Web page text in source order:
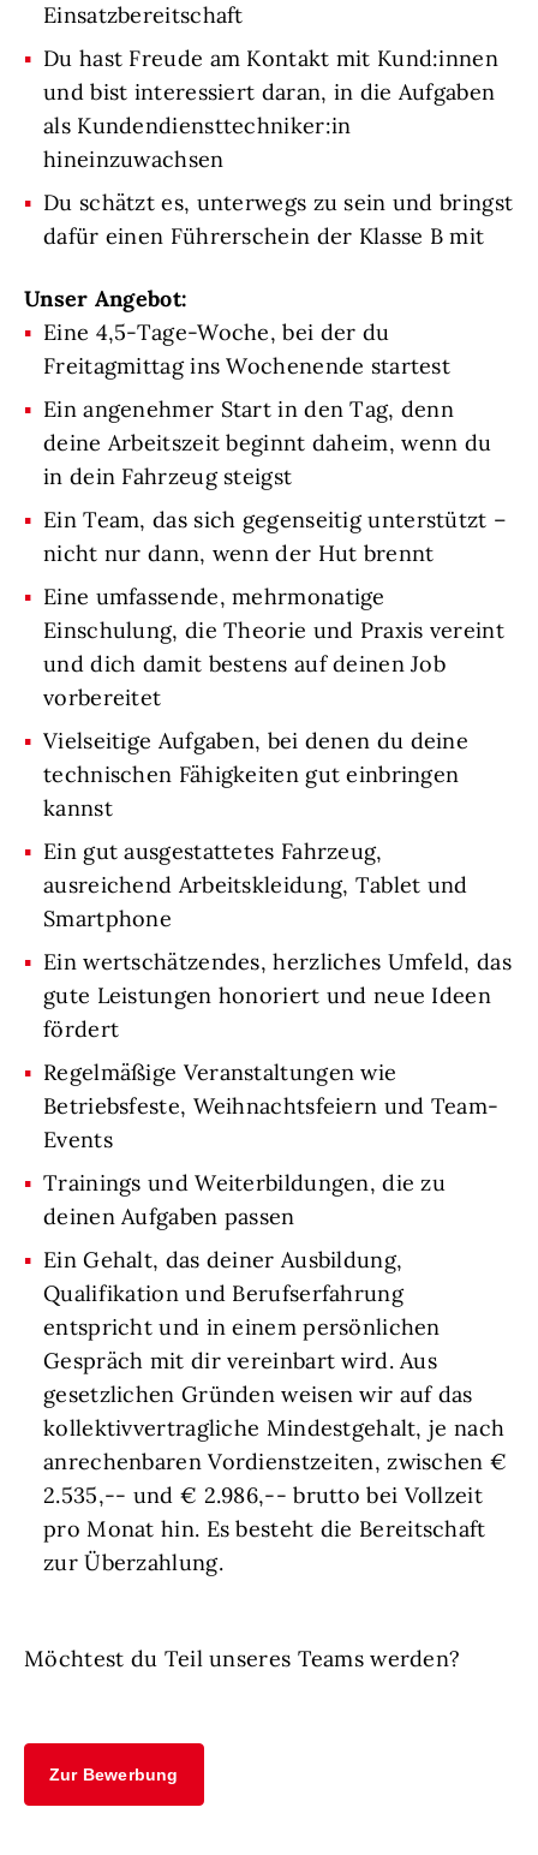
Einsatzbereitschaft
Du hast Freude am Kontakt mit Kund:innen
und bist interessiert daran, in die Aufgaben
als Kundendiensttechniker:in
hineinzuwachsen
Du schätzt es, unterwegs zu sein und bringst
dafür einen Führerschein der Klasse B mit
Unser Angebot:
Eine 4,5-Tage-Woche, bei der du
Freitagmittag ins Wochenende startest
Ein angenehmer Start in den Tag, denn
deine Arbeitszeit beginnt daheim, wenn du
in dein Fahrzeug steigst
Ein Team, das sich gegenseitig unterstützt –
nicht nur dann, wenn der Hut brennt
Eine umfassende, mehrmonatige
Einschulung, die Theorie und Praxis vereint
und dich damit bestens auf deinen Job
vorbereitet
Vielseitige Aufgaben, bei denen du deine
technischen Fähigkeiten gut einbringen
kannst
Ein gut ausgestattetes Fahrzeug,
ausreichend Arbeitskleidung, Tablet und
Smartphone
Ein wertschätzendes, herzliches Umfeld, das
gute Leistungen honoriert und neue Ideen
fördert
Regelmäßige Veranstaltungen wie
Betriebsfeste, Weihnachtsfeiern und Team-
Events
Trainings und Weiterbildungen, die zu
deinen Aufgaben passen
Ein Gehalt, das deiner Ausbildung,
Qualifikation und Berufserfahrung
entspricht und in einem persönlichen
Gespräch mit dir vereinbart wird. Aus
gesetzlichen Gründen weisen wir auf das
kollektivvertragliche Mindestgehalt, je nach
anrechenbaren Vordienstzeiten, zwischen €
2.535,-- und € 2.986,-- brutto bei Vollzeit
pro Monat hin. Es besteht die Bereitschaft
zur Überzahlung.
Möchtest du Teil unseres Teams werden?
Zur Bewerbung